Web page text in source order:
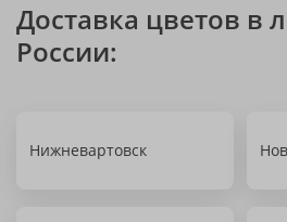
Доставка цветов в
России:
Нижневартовск